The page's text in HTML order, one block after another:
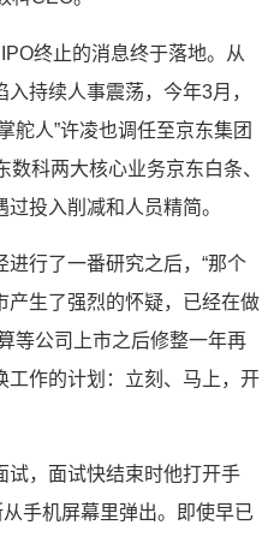
终止的消息终于落地。从
持续人事震荡，今年3月，
舵人”许凌也调任至京东集团
科两大核心业务京东白条、
投入削减和人员精简。
行了一番研究之后，“那个
产生了强烈的怀疑，已经在做
等公司上市之后修整一年再
工作的计划：立刻、马上，开
试，面试快结束时他打开手
手机屏幕里弹出。即使早已